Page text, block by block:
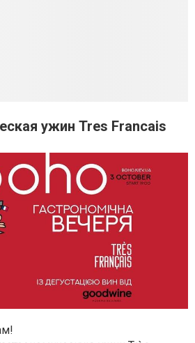
ужин Tres Francais